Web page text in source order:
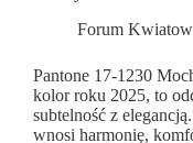
Forum
Pantone 17-1230
kolor roku 2025, to
subtelność z
wnosi harmonię,